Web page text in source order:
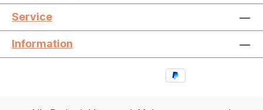
Service
Information